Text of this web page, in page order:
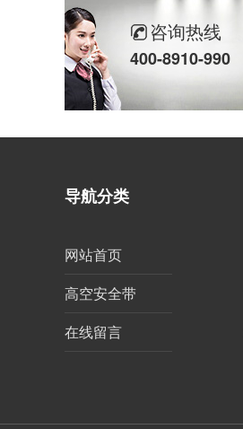
咨询热线
400-8910-990
导航分类
网站首页
高空安全带
在线留言